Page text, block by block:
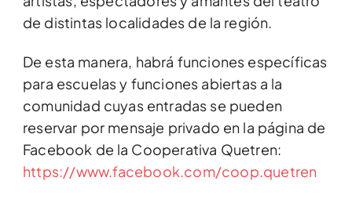
de distintas localidades de la región.
De esta manera, habrá funciones específicas
para escuelas y funciones abiertas a la
comunidad cuyas entradas se pueden
reservar por mensaje privado en la página de
Facebook de la Cooperativa Quetren:
https://www.facebook.com/coop.quetren